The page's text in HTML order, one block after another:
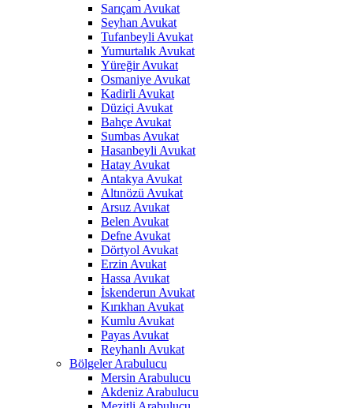
Sarıçam Avukat
Seyhan Avukat
Tufanbeyli Avukat
Yumurtalık Avukat
Yüreğir Avukat
Osmaniye Avukat
Kadirli Avukat
Düziçi Avukat
Bahçe Avukat
Sumbas Avukat
Hasanbeyli Avukat
Hatay Avukat
Antakya Avukat
Altınözü Avukat
Arsuz Avukat
Belen Avukat
Defne Avukat
Dörtyol Avukat
Erzin Avukat
Hassa Avukat
İskenderun Avukat
Kırıkhan Avukat
Kumlu Avukat
Payas Avukat
Reyhanlı Avukat
Bölgeler Arabulucu
Mersin Arabulucu
Akdeniz Arabulucu